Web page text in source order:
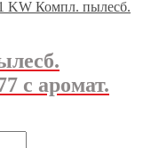
с аромат.